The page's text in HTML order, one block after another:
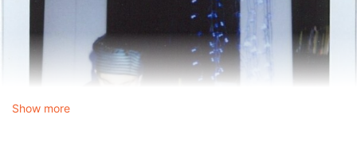
Show more